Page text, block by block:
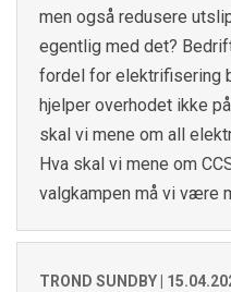
men også redusere
egentlig med det?
fordel for elektrifisering
hjelper overhodet ikke
skal vi mene om all
Hva skal vi mene om
valgkampen må vi være
TROND SUNDBY |